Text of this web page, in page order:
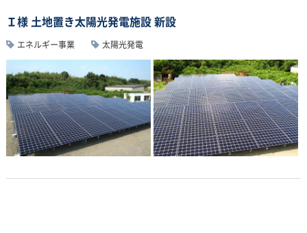
Ｉ様 土地置き太陽光発電施設 新設
エネルギー事業 太陽光発電